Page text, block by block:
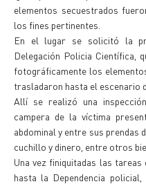
elementos secuestrados
los fines pertinentes.
En el lugar se solicitó la
Delegación Policia Científica,
fotográficamente los
trasladaron hasta el escenario
Allí se realizó una
campera de la víctima
abdominal y entre sus prendas
cuchillo y dinero, entre otros
Una vez finiquitadas las
hasta la Dependencia